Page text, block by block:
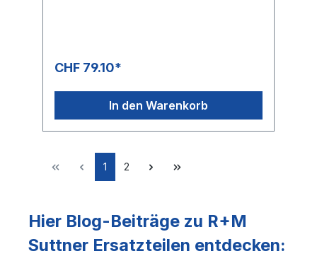
CHF 79.10*
In den Warenkorb
1 2
Hier Blog-Beiträge zu R+M
Suttner Ersatzteilen entdecken: